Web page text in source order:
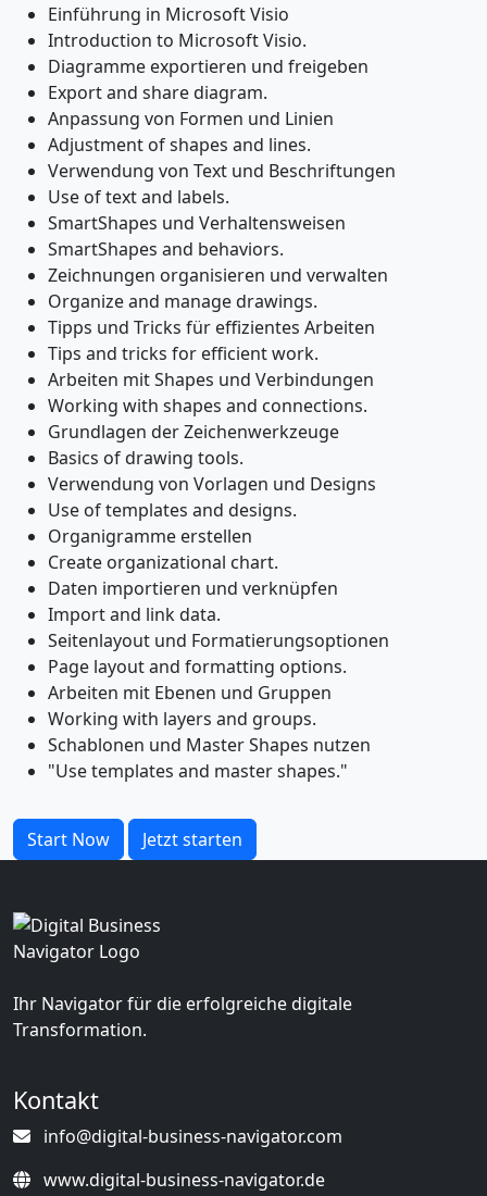
Einführung in Microsoft Visio
Introduction to Microsoft Visio.
Diagramme exportieren und freigeben
Export and share diagram.
Anpassung von Formen und Linien
Adjustment of shapes and lines.
Verwendung von Text und Beschriftungen
Use of text and labels.
SmartShapes und Verhaltensweisen
SmartShapes and behaviors.
Zeichnungen organisieren und verwalten
Organize and manage drawings.
Tipps und Tricks für effizientes Arbeiten
Tips and tricks for efficient work.
Arbeiten mit Shapes und Verbindungen
Working with shapes and connections.
Grundlagen der Zeichenwerkzeuge
Basics of drawing tools.
Verwendung von Vorlagen und Designs
Use of templates and designs.
Organigramme erstellen
Create organizational chart.
Daten importieren und verknüpfen
Import and link data.
Seitenlayout und Formatierungsoptionen
Page layout and formatting options.
Arbeiten mit Ebenen und Gruppen
Working with layers and groups.
Schablonen und Master Shapes nutzen
"Use templates and master shapes."
Start Now Jetzt starten
Ihr Navigator für die erfolgreiche digitale
Transformation.
Kontakt
info@digital-business-navigator.com
www.digital-business-navigator.de